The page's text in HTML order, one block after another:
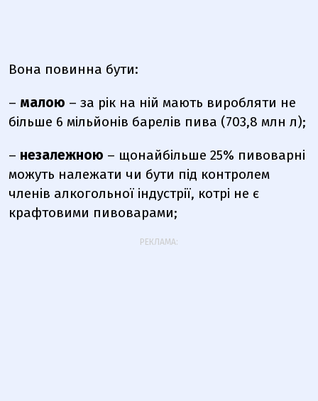
Вона повинна бути:
– малою – за рік на ній мають виробляти не
більше 6 мільйонів барелів пива (703,8 млн л);
– незалежною – щонайбільше 25% пивоварні
можуть належати чи бути під контролем
членів алкогольної індустрії, котрі не є
крафтовими пивоварами;
РЕКЛАМА: